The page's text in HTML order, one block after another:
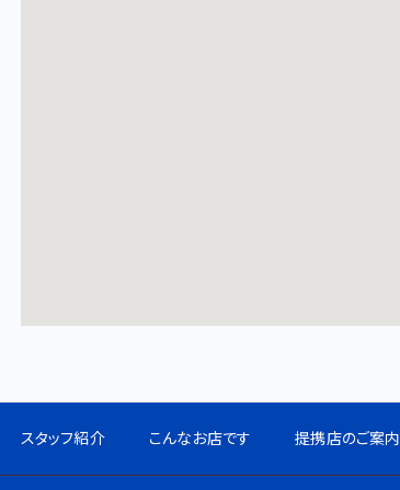
スタッフ紹介 こんなお店です 提携店のご案内